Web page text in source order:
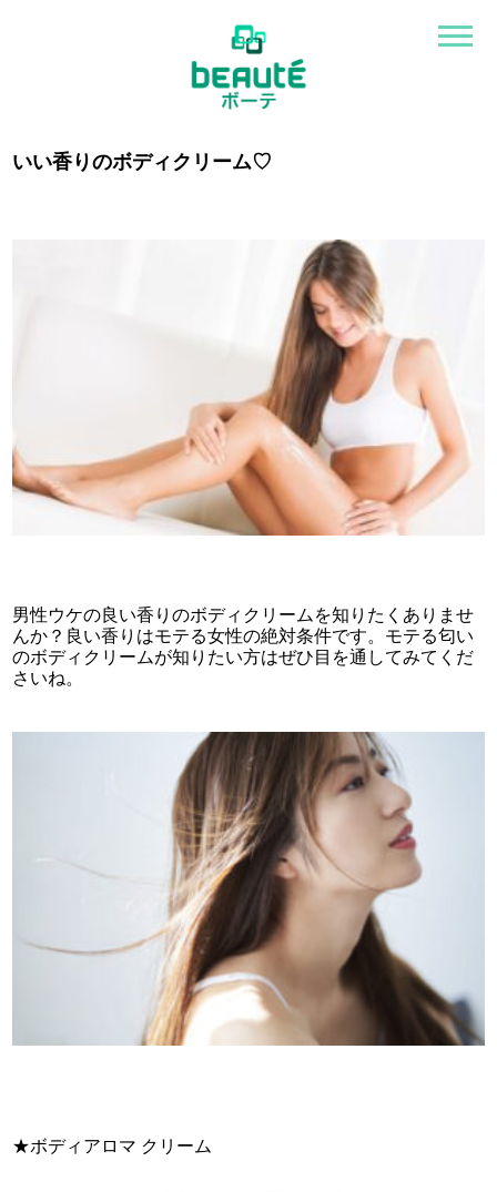
いい香りのボディクリーム♡
男性ウケの良い香りのボディクリームを知りたくありませ
んか？良い香りはモテる女性の絶対条件です。モテる匂い
のボディクリームが知りたい方はぜひ目を通してみてくだ
さいね。
★ボディアロマ クリーム